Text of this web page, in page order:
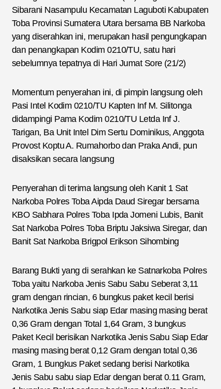
Sibarani Nasampulu Kecamatan Laguboti Kabupaten
Toba Provinsi Sumatera Utara bersama BB Narkoba
yang diserahkan ini, merupakan hasil pengungkapan
dan penangkapan Kodim 0210/TU, satu hari
sebelumnya tepatnya di Hari Jumat Sore (21/2)
Momentum penyerahan ini, di pimpin langsung oleh
Pasi Intel Kodim 0210/TU Kapten Inf M. Silitonga
didampingi Pama Kodim 0210/TU Letda Inf J.
Tarigan, Ba Unit Intel Dim Sertu Dominikus, Anggota
Provost Koptu A. Rumahorbo dan Praka Andi, pun
disaksikan secara langsung
Penyerahan di terima langsung oleh Kanit 1 Sat
Narkoba Polres Toba Aipda Daud Siregar bersama
KBO Sabhara Polres Toba Ipda Jomeni Lubis, Banit
Sat Narkoba Polres Toba Briptu Jaksiwa Siregar, dan
Banit Sat Narkoba Brigpol Erikson Sihombing
Barang Bukti yang di serahkan ke Satnarkoba Polres
Toba yaitu Narkoba Jenis Sabu Sabu Seberat 3,11
gram dengan rincian, 6 bungkus paket kecil berisi
Narkotika Jenis Sabu siap Edar masing masing berat
0,36 Gram dengan Total 1,64 Gram, 3 bungkus
Paket Kecil berisikan Narkotika Jenis Sabu Siap Edar
masing masing berat 0,12 Gram dengan total 0,36
Gram, 1 Bungkus Paket sedang berisi Narkotika
Jenis Sabu sabu siap Edar dengan berat 0.11 Gram,